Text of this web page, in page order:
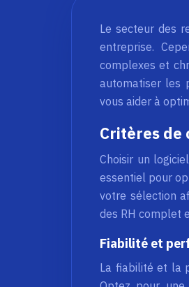
Le secteur des
entreprise.
complexes et
automatiser les
vous aider à
Critères de
Choisir un
essentiel pour
votre sélection
des RH complet
Fiabilité et
La fiabilité et la